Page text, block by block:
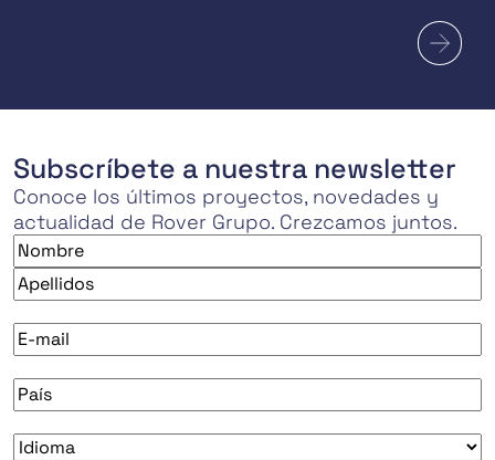
Subscríbete a nuestra newsletter
Conoce los últimos proyectos, novedades y
actualidad de Rover Grupo. Crezcamos juntos.
Nombre
Nombre
E-
mail*
País*
Idioma*